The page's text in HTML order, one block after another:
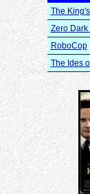
The
Zero Dark
RoboCop
The Ides